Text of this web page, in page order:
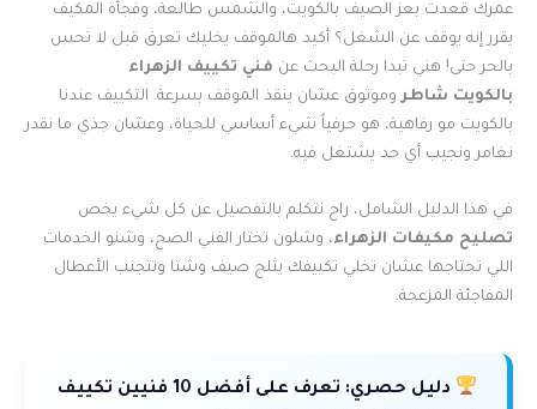
عمرك قعدت بعز الصيف بالكويت، والشمس طالعة، وفجأة المكيف
يقرر إنه يوقف عن الشغل؟ أكيد هالموقف يخليك تعرق قبل لا تحس
بالحر حتى! هني تبدا رحلة البحث عن فني تكييف الزهراء
بالكويت شاطر وموثوق عشان ينقذ الموقف بسرعة. التكييف عندنا
بالكويت مو رفاهية، هو حرفياً شيء أساسي للحياة، وعشان جذي ما نقدر
نغامر ونجيب أي حد يشتغل فيه.
في هذا الدليل الشامل، راح نتكلم بالتفصيل عن كل شيء يخص
تصليح مكيفات الزهراء، وشلون تختار الفني الصح، وشنو الخدمات
اللي تحتاجها عشان تخلي تكييفك يثلج صيف وشتا وتتجنب الأعطال
المفاجئة المزعجة.
دليل حصري:
تعرف على أفضل 10 فنيين تكييف